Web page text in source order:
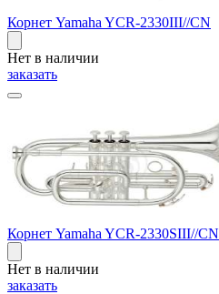
Корнет Yamaha YCR-2330III//CN
Нет в наличии
заказать
Корнет Yamaha YCR-2330SIII//CN
Нет в наличии
заказать